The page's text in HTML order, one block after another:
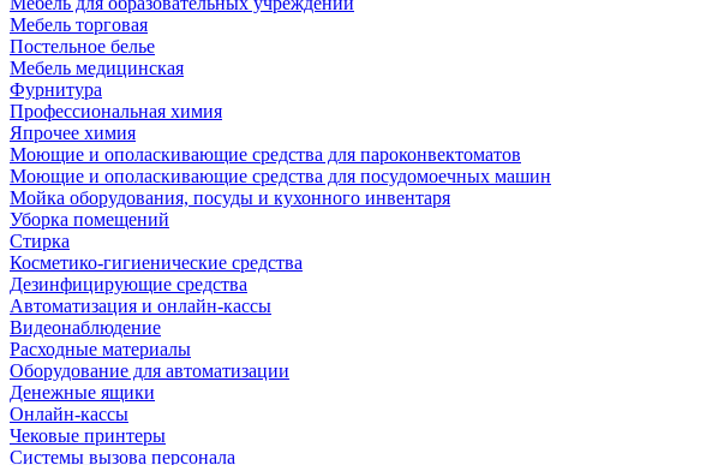
Мебель торговая
Постельное белье
Мебель медицинская
Фурнитура
Профессиональная химия
Япрочее химия
Моющие и ополаскивающие средства для пароконвектоматов
Моющие и ополаскивающие средства для посудомоечных машин
Мойка оборудования, посуды и кухонного инвентаря
Уборка помещений
Стирка
Косметико-гигиенические средства
Дезинфицирующие средства
Автоматизация и онлайн-кассы
Видеонаблюдение
Расходные материалы
Оборудование для автоматизации
Денежные ящики
Онлайн-кассы
Чековые принтеры
Системы вызова персонала